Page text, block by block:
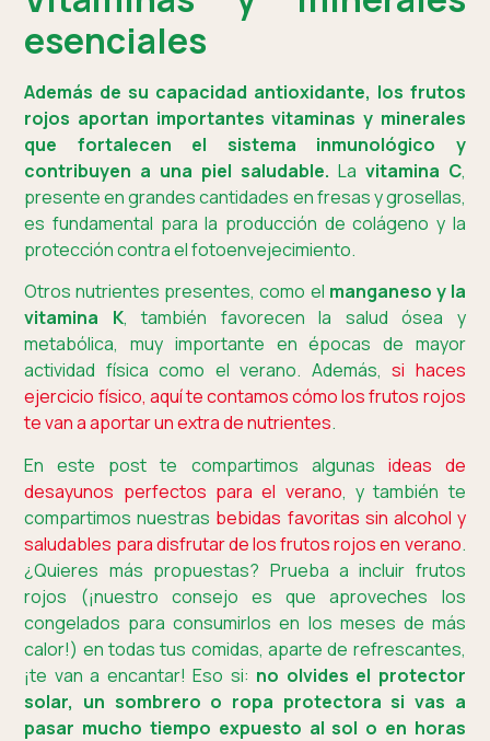
esenciales
Además de su capacidad antioxidante, los frutos
rojos aportan importantes vitaminas y minerales
que fortalecen el sistema inmunológico y
contribuyen a una piel saludable. La vitamina C,
presente en grandes cantidades en fresas y grosellas,
es fundamental para la producción de colágeno y la
protección contra el fotoenvejecimiento.
Otros nutrientes presentes, como el manganeso y la
vitamina K, también favorecen la salud ósea y
metabólica, muy importante en épocas de mayor
actividad física como el verano. Además,si haces
ejercicio físico, aquí te contamos cómo los frutos rojos
te van a aportar un extra de nutrientes.
En este post te compartimos algunas ideas de
desayunos perfectos para el verano, y también te
compartimos nuestras bebidas favoritas sin alcohol y
saludables para disfrutar de los frutos rojos en verano.
¿Quieres más propuestas? Prueba a incluir frutos
rojos (¡nuestro consejo es que aproveches los
congelados para consumirlos en los meses de más
calor!) en todas tus comidas, aparte de refrescantes,
¡te van a encantar! Eso si: no olvides el protector
solar, un sombrero o ropa protectora si vas a
pasar mucho tiempo expuesto al sol o en horas